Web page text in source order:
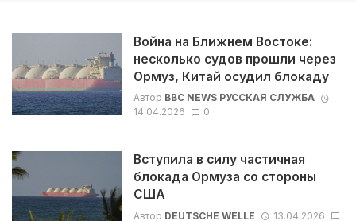
Война на Ближнем Востоке:
несколько судов прошли через
Ормуз, Китай осудил блокаду
Автор BBC NEWS РУССКАЯ СЛУЖБА
14.04.2026
0
Вступила в силу частичная
блокада Ормуза со стороны
США
Автор DEUTSCHE WELLE
13.04.2026